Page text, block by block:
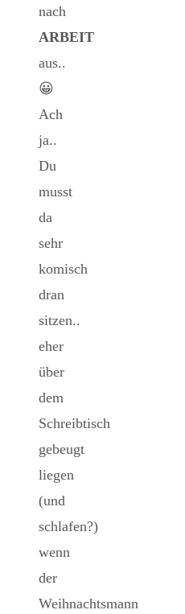
nach
ARBEIT
aus..
😀
Ach
ja..
Du
musst
da
sehr
komisch
dran
sitzen..
eher
über
dem
Schreibtisch
gebeugt
liegen
(und
schlafen?)
wenn
der
Weihnachtsmann